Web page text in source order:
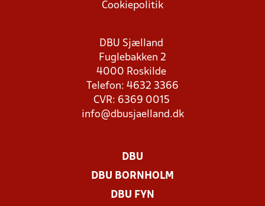
Cookiepolitik
DBU Sjælland
Fuglebakken 2
4000 Roskilde
Telefon: 4632 3366
CVR: 6369 0015
info@dbusjaelland.dk
DBU
DBU BORNHOLM
DBU FYN